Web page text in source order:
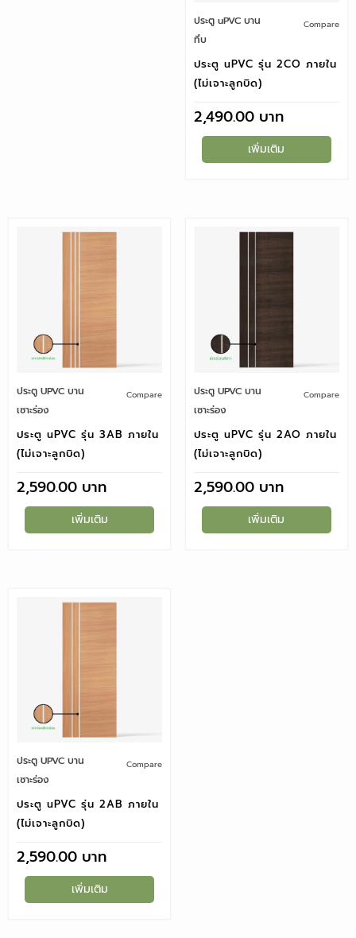
ประตู uPVC บาน
ทึบ
Compare
ประตู uPVC รุ่น 2CO ภายใน
(ไม่เจาะลูกบิด)
2,490.00
เพิ่มเติม
ประตู UPVC บาน
เซาะร่อง
Compare
ประตู uPVC รุ่น 3AB ภายใน
(ไม่เจาะลูกบิด)
2,590.00
เพิ่มเติม
ประตู UPVC บาน
เซาะร่อง
Compare
ประตู uPVC รุ่น 2AO ภายใน
(ไม่เจาะลูกบิด)
2,590.00
เพิ่มเติม
ประตู UPVC บาน
เซาะร่อง
Compare
ประตู uPVC รุ่น 2AB ภายใน
(ไม่เจาะลูกบิด)
2,590.00
เพิ่มเติม